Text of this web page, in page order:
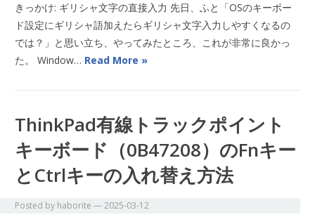
きっかけ: ギリシャ文字の直接入力 先日、ふと「OSのキーボー
ド設定にギリシャ語加えたらギリシャ文字入力しやすくなるの
では？」と思い立ち、やってみたところ、これが非常に良かっ
た。 Window… Read More »
ThinkPad有線トラックポイント
キーボード（0B47208）のFnキー
とCtrlキーの入れ替え方法
Posted by haborite —2025-03-12